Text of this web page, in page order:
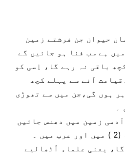
حیوان جن فرشتے زمین
ہے سب فنا ہو جائیں گے
باقی نہ رہے گا، اِسی کو
آنے سے پہلے کچھ
ہوں گی،جن میں سے تھوڑی
۔
آدمی زمین میں دھنس جائیں
گا، یعنی علماء اُٹھالیے